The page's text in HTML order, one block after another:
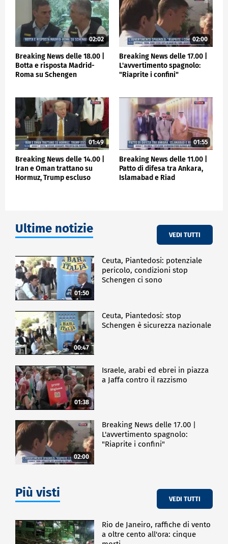
02:02
Breaking News delle 18.00 |
Botta e risposta Madrid-
Roma su Schengen
02:00
Breaking News delle 17.00 |
L'avvertimento spagnolo:
"Riaprite i confini"
01:49
Breaking News delle 14.00 |
Iran e Oman trattano su
Hormuz, Trump escluso
01:55
Breaking News delle 11.00 |
Patto di difesa tra Ankara,
Islamabad e Riad
Ultime notizie VEDI TUTTI
01:50
Ceuta, Piantedosi: potenziale
pericolo, condizioni stop
Schengen ci sono
00:47
Ceuta, Piantedosi: stop
Schengen è sicurezza nazionale
01:38
Israele, arabi ed ebrei in piazza
a Jaffa contro il razzismo
02:00
Breaking News delle 17.00 |
L'avvertimento spagnolo:
"Riaprite i confini"
Più visti VEDI TUTTI
Rio de Janeiro, raffiche di vento
a oltre cento all'ora: cinque